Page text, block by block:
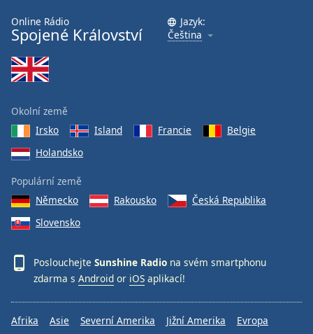
Font
Family
Done
Dialog
dialog
window.
Online Rádio
Spojené Království
Jazyk:
Čeština
Okolní země
Irsko
Island Francie
Belgie
Holandsko
Populární země
Německo
Rakousko
Česká Republika
Slovensko
Poslouchejte Sunshine Radio na svém smartphonu
zdarma s Android or iOS aplikací!
Afrika Asie Severní Amerika Jižní Amerika
Evropa